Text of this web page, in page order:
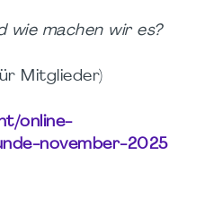
wie machen wir es?
Mitglieder)
online-
november-2025